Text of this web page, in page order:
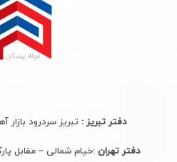
دفتر تبریز : تبریز سردرود
دفتر تهران :خیام شمالی – مقابل